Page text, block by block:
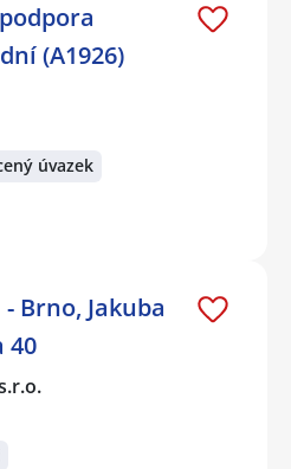
(A1926)
úvazek
Brno, Jakuba
40